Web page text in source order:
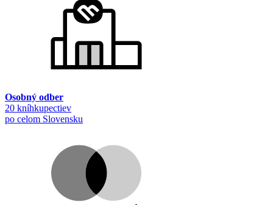
Osobný odber
20 kníhkupectiev
po celom Slovensku